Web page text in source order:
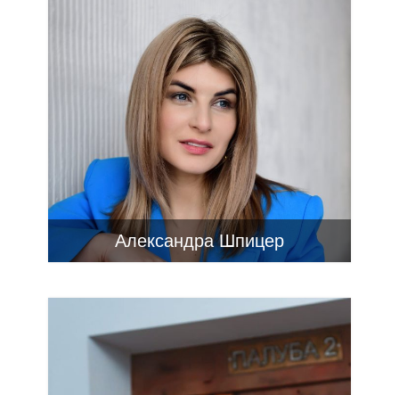
Александра Шпицер